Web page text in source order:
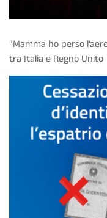
"Mamma ho perso
tra Italia e Regno Unito